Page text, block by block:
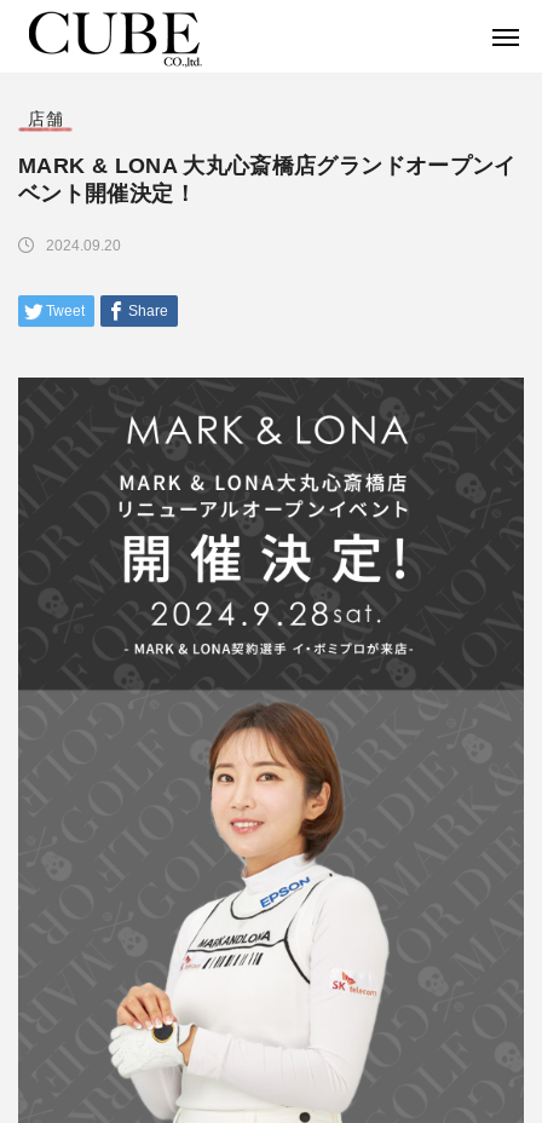
店舗
MARK & LONA 大丸心斎橋店グランドオープンイ
ベント開催決定！
2024.09.20